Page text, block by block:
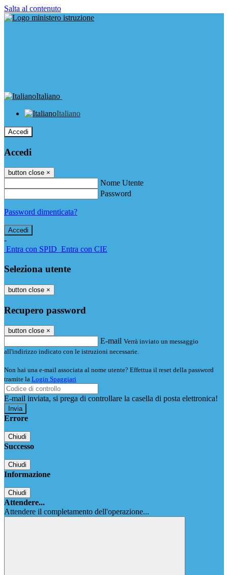
Salta al contenuto
Italiano
Italiano
Accedi
Accedi
button close ×
Nome Utente
Password
Password dimenticata?
-
Entra con SPID Entra con CIE
Seleziona utente
button close ×
Recupero password
button close ×
E-mail Verrà inviato un messaggio
all'indirizzo indicato con le istruzioni necessarie.
Non hai una e-mail associata al nome utente? Effettua il reset della password
tramite la Login Spaggiari
E-mail inviata, si prega di controllare la casella di posta elettronica!
Errore
Chiudi
Successo
Chiudi
Informazione
Chiudi
Attendere...
Attendere il completamento dell'operazione...